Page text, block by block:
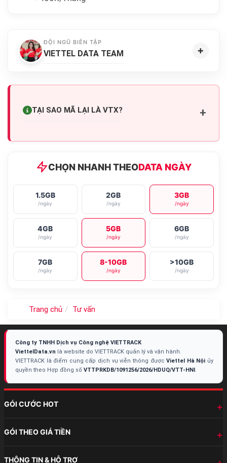
ĐỘI NGŨ BIÊN TẬP
VIETTEL DATA TEAM +
TẠI SAO MÃ LẠI LÀ VTX? +
CHỌN NHANH THEODATA NGÀY
1.5GB
/ngày
2GB
/ngày
3GB
/ngày
4GB
/ngày
5GB
/ngày
6GB
/ngày
7GB
/ngày
8-10GB
/ngày
>10GB
/ngày
Trang chủ Tư vấn
Công ty TNHH Dịch vụ Công nghệ VIETTRACK
ViettelData.vn là website do VIETTRACK quản lý và vận hành.
VIETTRACK là điểm cung cấp dịch vụ viễn thông đượcViettel Hà Nội ủy
quyền theo Hợp đồng số VTTPRKDB/1091256/2026/HDUQ/VTT-HNI
GÓI CƯỚC HOT
GÓI THEO GIÁ TIỀN
THÔNG TIN & HỖ TRỢ